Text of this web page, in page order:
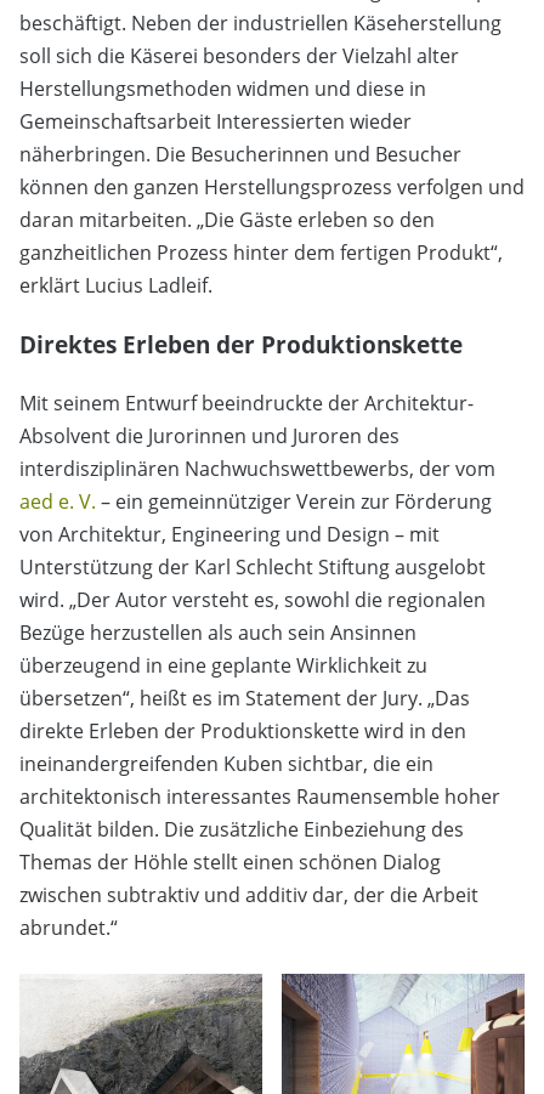
beschäftigt. Neben der industriellen Käseherstellung
soll sich die Käserei besonders der Vielzahl alter
Herstellungsmethoden widmen und diese in
Gemeinschaftsarbeit Interessierten wieder
näherbringen. Die Besucherinnen und Besucher
können den ganzen Herstellungsprozess verfolgen und
daran mitarbeiten. „Die Gäste erleben so den
ganzheitlichen Prozess hinter dem fertigen Produkt“,
erklärt Lucius Ladleif.
Direktes Erleben der Produktionskette
Mit seinem Entwurf beeindruckte der Architektur-
Absolvent die Jurorinnen und Juroren des
interdisziplinären Nachwuchswettbewerbs, der vom
aed e. V. – ein gemeinnütziger Verein zur Förderung
von Architektur, Engineering und Design – mit
Unterstützung der Karl Schlecht Stiftung ausgelobt
wird. „Der Autor versteht es, sowohl die regionalen
Bezüge herzustellen als auch sein Ansinnen
überzeugend in eine geplante Wirklichkeit zu
übersetzen“, heißt es im Statement der Jury. „Das
direkte Erleben der Produktionskette wird in den
ineinandergreifenden Kuben sichtbar, die ein
architektonisch interessantes Raumensemble hoher
Qualität bilden. Die zusätzliche Einbeziehung des
Themas der Höhle stellt einen schönen Dialog
zwischen subtraktiv und additiv dar, der die Arbeit
abrundet.“